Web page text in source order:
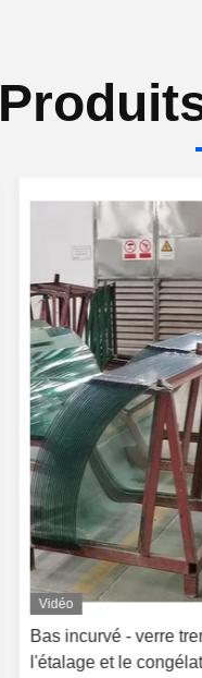
Vidéo
Bas incurvé - verre
l'étalage et le